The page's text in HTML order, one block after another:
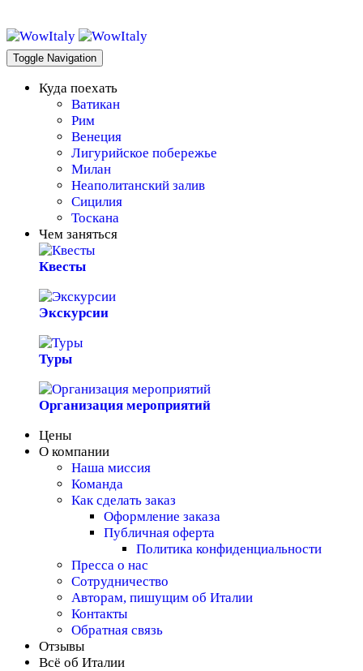
Toggle Navigation
Куда поехать
Ватикан
Рим
Венеция
Лигурийское побережье
Милан
Неаполитанский залив
Сицилия
Тоскана
Чем заняться
Квесты
Экскурсии
Туры
Организация мероприятий
Цены
О компании
Наша миссия
Команда
Как сделать заказ
Оформление заказа
Публичная оферта
Политика конфиденциальности
Пресса о нас
Сотрудничество
Авторам, пишущим об Италии
Контакты
Обратная связь
Отзывы
Всё об Италии